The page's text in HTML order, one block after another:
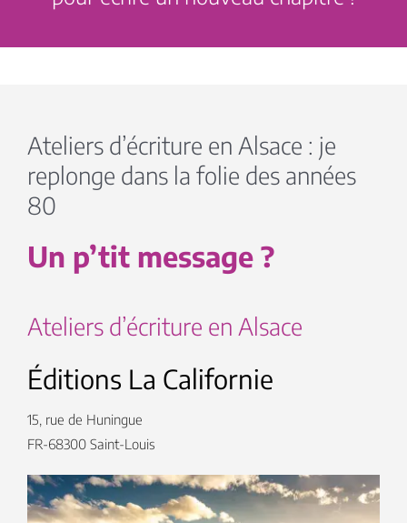
Ateliers d’écriture en Alsace : je
replonge dans la folie des années
80
Un p’tit message ?
Ateliers d’écriture en Alsace
Éditions La Californie
15, rue de Huningue
FR-68300 Saint-Louis